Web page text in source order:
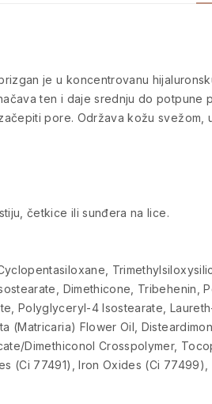
je u koncentrovanu
ten i daje srednju do potpune
pore. Održava kožu svežom,
četkice ili sunđera na lice.
Dimethicone, Tribehenin,
Polyglyceryl-4 Isostearate,
(Matricaria) Flower Oil,
Dimethiconol Crosspolymer,
(Ci 77491), Iron Oxides (Ci